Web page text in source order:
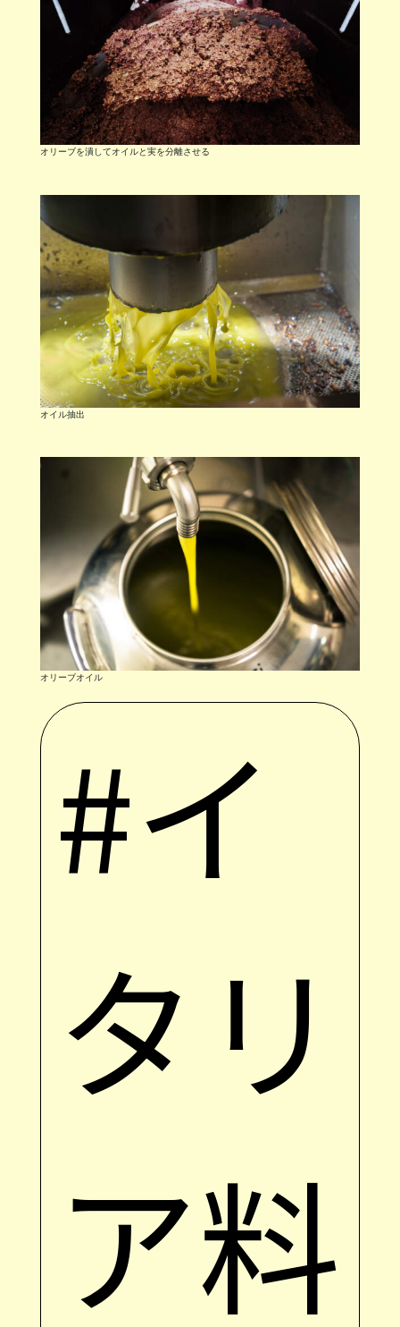
オリーブを潰してオイルと実を分離させる
オイル抽出
オリーブオイル
#イ
タリ
ア料